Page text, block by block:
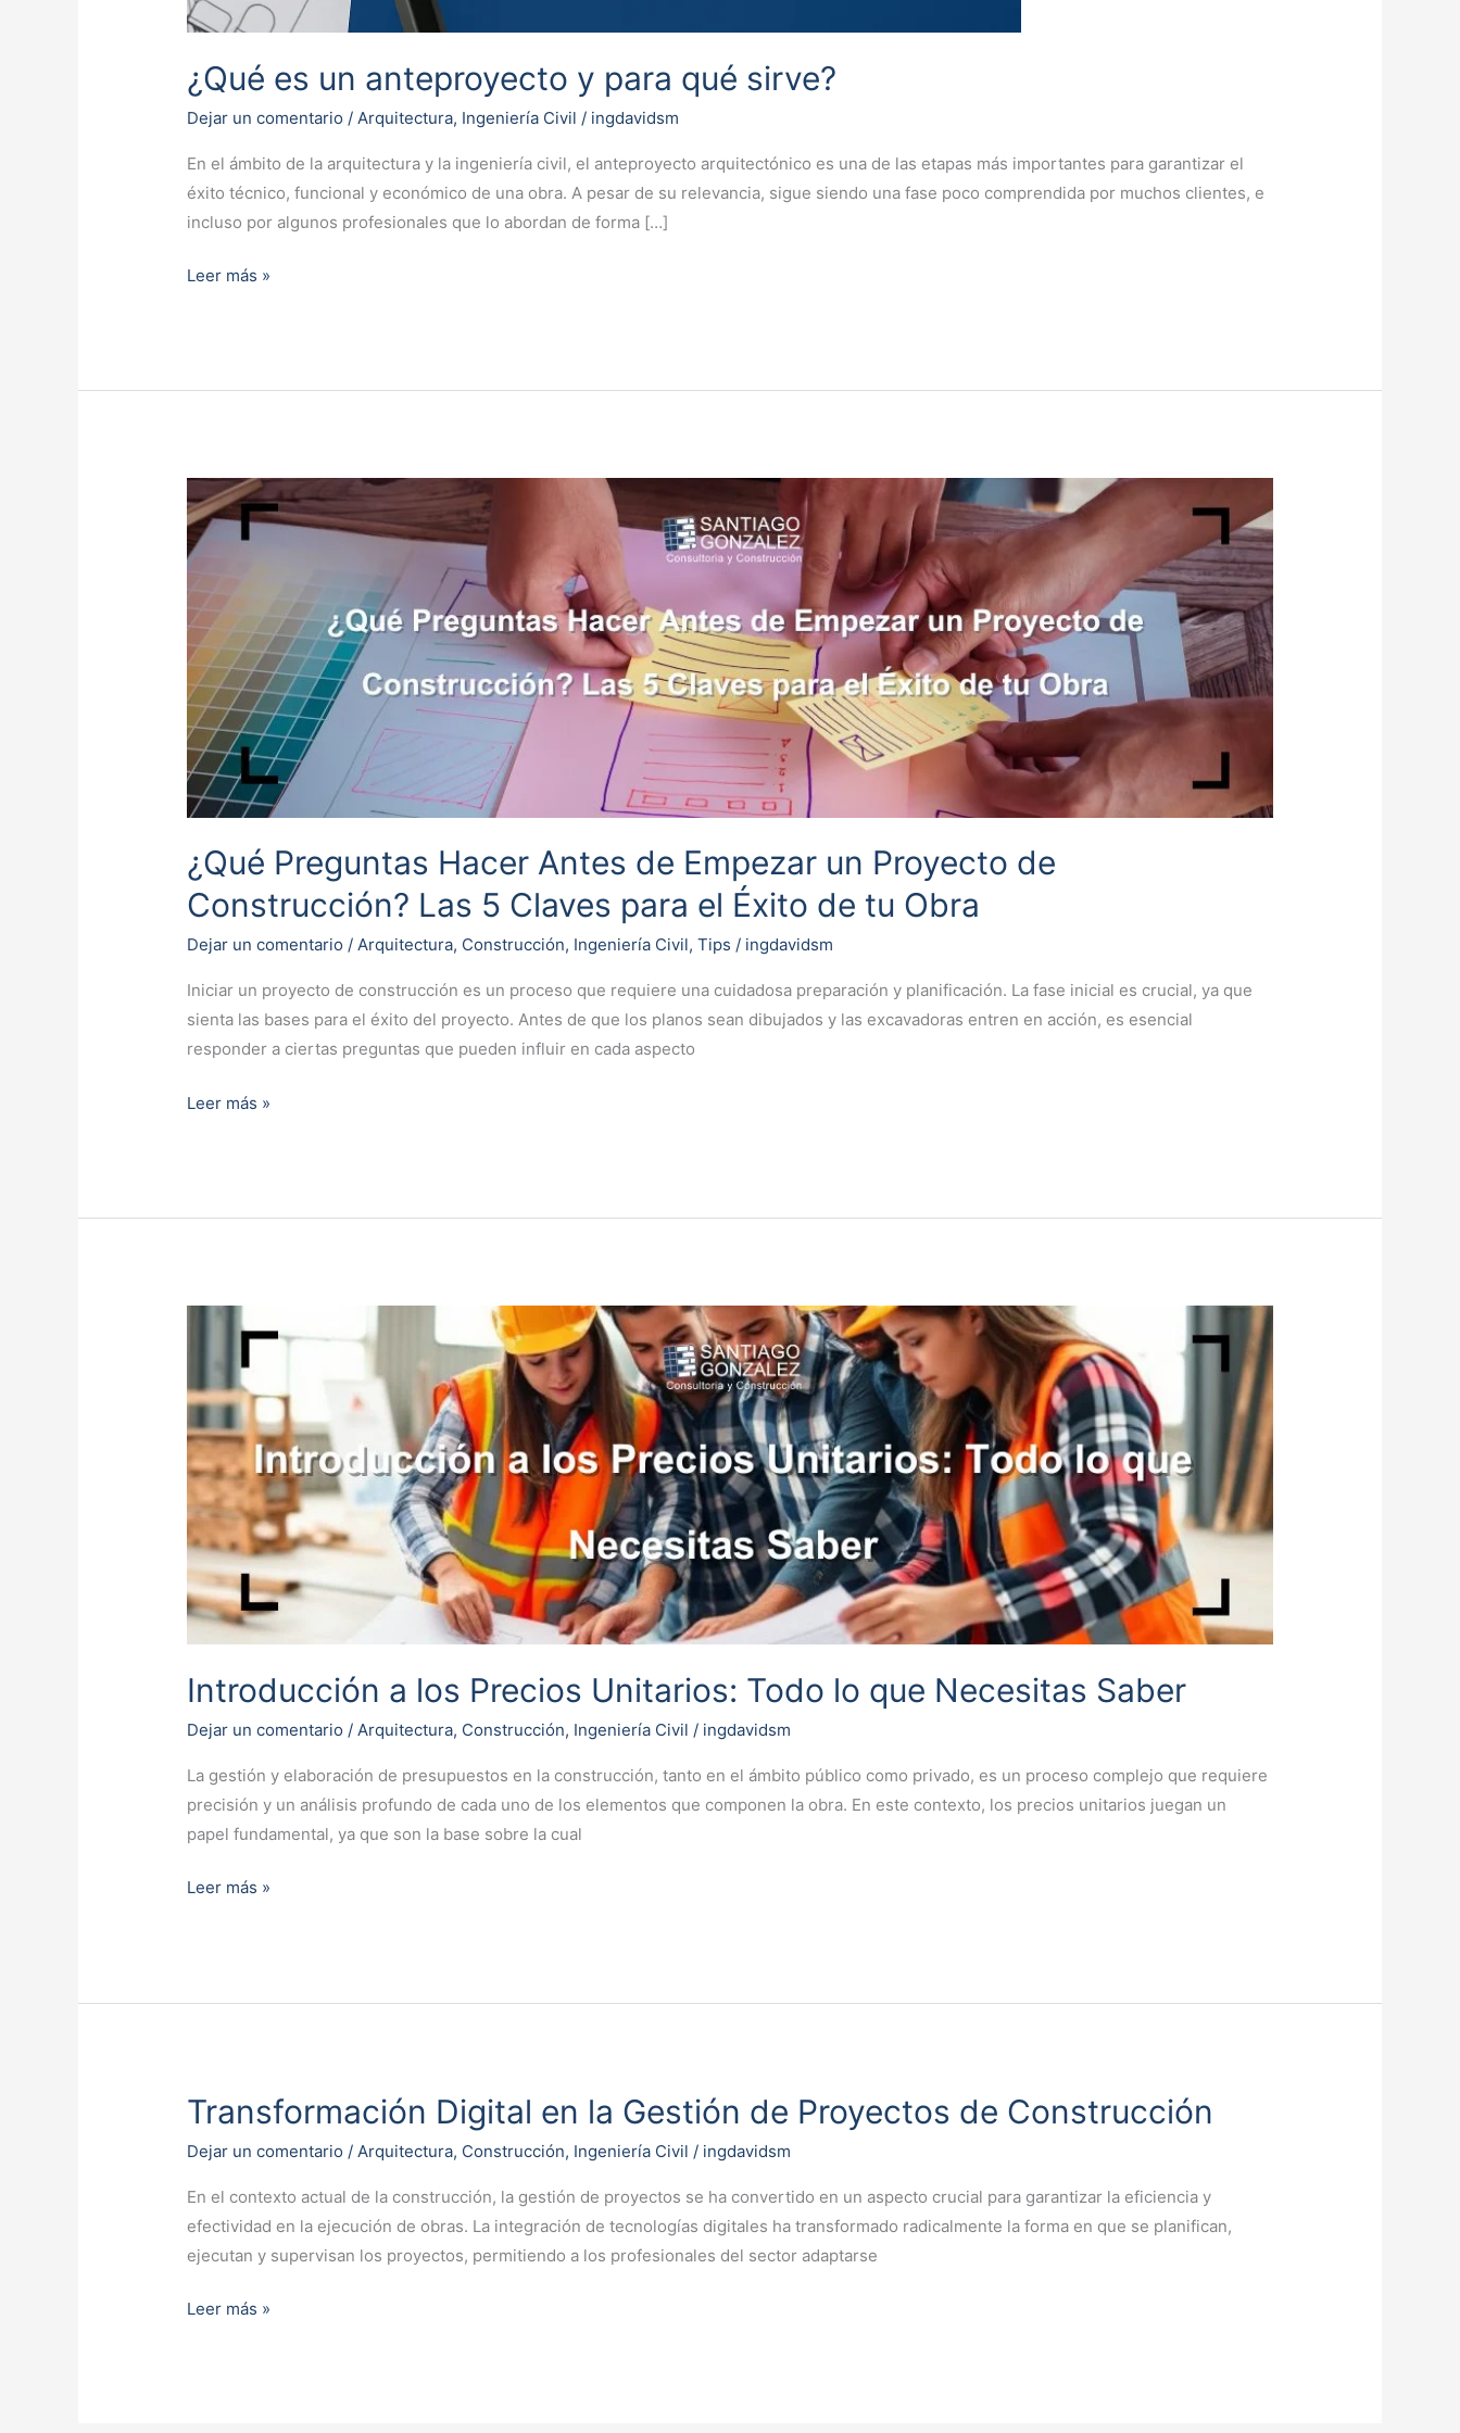
¿Qué es un anteproyecto y para qué sirve?
Dejar un comentario / Arquitectura, Ingeniería Civil / ingdavidsm
En el ámbito de la arquitectura y la ingeniería civil, el anteproyecto arquitectónico es una de las etapas más importantes para garantizar el
éxito técnico, funcional y económico de una obra. A pesar de su relevancia, sigue siendo una fase poco comprendida por muchos clientes, e
incluso por algunos profesionales que lo abordan de forma […]
Leer más »
¿Qué Preguntas Hacer Antes de Empezar un Proyecto de
Construcción? Las 5 Claves para el Éxito de tu Obra
Dejar un comentario /Arquitectura, Construcción, Ingeniería Civil,Tips / ingdavidsm
Iniciar un proyecto de construcción es un proceso que requiere una cuidadosa preparación y planificación. La fase inicial es crucial, ya que
sienta las bases para el éxito del proyecto. Antes de que los planos sean dibujados y las excavadoras entren en acción, es esencial
responder a ciertas preguntas que pueden influir en cada aspecto
¿Qué
Preguntas
Hacer
Antes
de
Empezar
un
Proyecto
de
Construcción?
Las
5
para
el
tu
Obra
Leer más »
Introducción a los Precios Unitarios: Todo lo que Necesitas Saber
Dejar un comentario /Arquitectura, Construcción, Ingeniería Civil / ingdavidsm
La gestión y elaboración de presupuestos en la construcción, tanto en el ámbito público como privado, es un proceso complejo que requiere
precisión y un análisis profundo de cada uno de los elementos que componen la obra. En este contexto, los precios unitarios juegan un
papel fundamental, ya que son la base sobre la cual
Introducción
Unitarios:
Todo
lo que
Necesitas
Saber
Leer más »
Transformación Digital en la Gestión de Proyectos de Construcción
Dejar un comentario / Arquitectura, Construcción, Ingeniería Civil / ingdavidsm
En el contexto actual de la construcción, la gestión de proyectos se ha convertido en un aspecto crucial para garantizar la eficiencia y
efectividad en la ejecución de obras. La integración de tecnologías digitales ha transformado radicalmente la forma en que se planifican,
ejecutan y supervisan los proyectos, permitiendo a los profesionales del sector adaptarse
Transformación
en
la
Gestión
de
de
Leer más »